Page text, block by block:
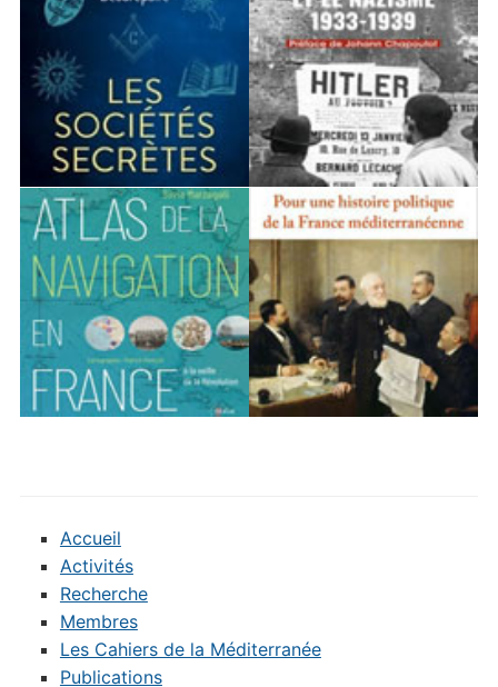
Accueil
Activités
Recherche
Membres
Les Cahiers de la Méditerranée
Publications